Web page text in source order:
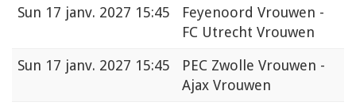
Sun 17 janv. 2027 15:45
Feyenoord Vrouwen -
FC Utrecht Vrouwen
Sun 17 janv. 2027 15:45
PEC Zwolle Vrouwen -
Ajax Vrouwen